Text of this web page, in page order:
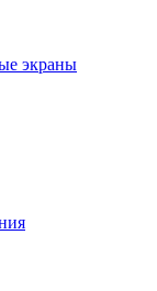
экраны